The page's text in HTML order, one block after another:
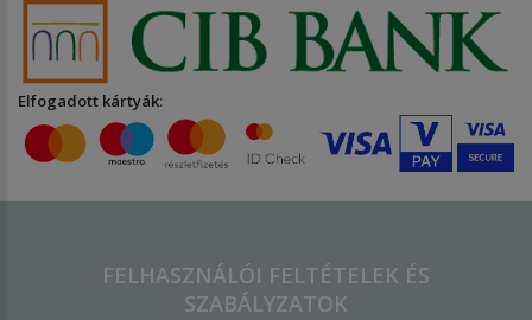
Elfogadott kártyák:
FELHASZNÁLÓI FELTÉTELEK ÉS
SZABÁLYZATOK